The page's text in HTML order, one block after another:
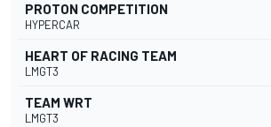
PROTON COMPETITION
HYPERCAR
HEART OF RACING TEAM
LMGT3
TEAM WRT
LMGT3